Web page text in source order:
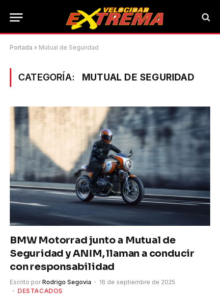
Portada » Mutual de Seguridad
CATEGORÍA: MUTUAL DE SEGURIDAD
BMW Motorrad junto a Mutual de
Seguridad y ANIM, llaman a conducir
con responsabilidad
Escrito por Rodrigo Segovia
16 de septiembre de 2025
DESTACADOS